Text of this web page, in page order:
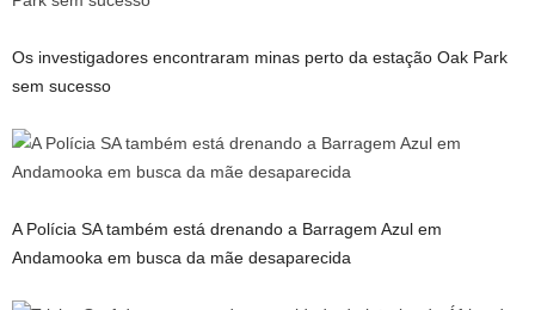
Os investigadores encontraram minas perto da estação Oak Park
sem sucesso
A Polícia SA também está drenando a Barragem Azul em
Andamooka em busca da mãe desaparecida